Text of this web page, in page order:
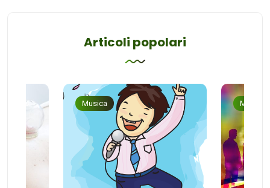
Articoli popolari
Musica Musica